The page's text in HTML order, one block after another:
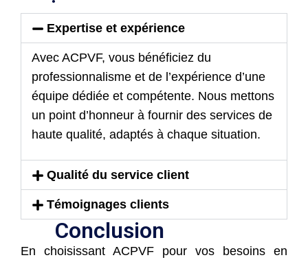
Expertise et expérience
Avec ACPVF, vous bénéficiez du
professionnalisme et de l’expérience d’une
équipe dédiée et compétente. Nous mettons
un point d’honneur à fournir des services de
haute qualité, adaptés à chaque situation.
Qualité du service client
Témoignages clients
Conclusion
En choisissant ACPVF pour vos besoins en